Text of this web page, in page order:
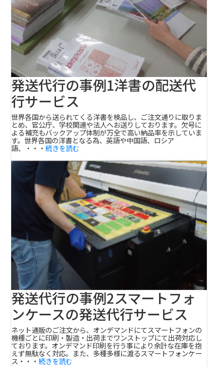
発送代行の事例1洋書の配送代
行サービス
世界各国から送られてくる洋書を検品し、ご注文通りに取りま
とめ、官公庁、学校関連や法人へお送りしております。欠号に
よる補充もバックアップ体制が万全で高い納品率を示していま
す。世界各国の洋書となる為、英語や中国語、ロシア
語、・・・続きを読む
発送代行の事例2スマートフォ
ンケースの発送代行サービス
ネット通販のご注文から、オンデマンドにてスマートフォンの
機種ごとに印刷・製造・出荷までワンストップにて出荷対応し
ております。オンデマンド印刷を行う事により余計な在庫を抱
えず無駄なく対応。また、多種多様に渡るスマートフォンケー
ス・・・続きを読む